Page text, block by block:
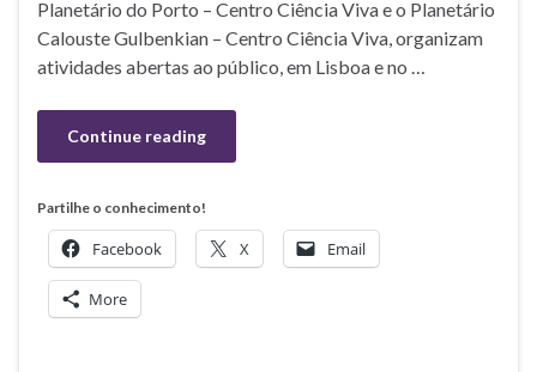
Planetário do Porto – Centro Ciência Viva e o Planetário
Calouste Gulbenkian – Centro Ciência Viva, organizam
atividades abertas ao público, em Lisboa e no …
Continue reading
Partilhe o conhecimento!
Facebook X Email
More